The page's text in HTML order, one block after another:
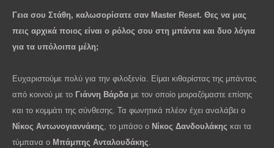
Γεια σου Στάθη, καλωσορίσατε σαν Master Reset. Θες να μας
πεις αρχικά ποιος είναι ο ρόλος σου στη μπάντα και δυο λόγια
για τα υπόλοιπα μέλη;
Ευχαριστούμε πολύ για την φιλοξενία. Είμαι κιθαρίστας της μπάντας
από κοινού με το Γιάννη Βάρδα με τον οποίο μοιραζόμαστε επίσης
και το κομμάτι της σύνθεσης. Τα φωνητικά πλέον έχει αναλάβει ο
Νίκος Αντωνογιαννάκης , το μπάσο ο Νίκος Δανδουλάκης και τα
τύμπανα ο Μπάμπης Ανταλουδάκης